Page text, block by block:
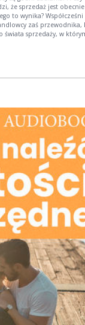
że sprzedaż jest
to wynika?
zaś przewodnika,
negocjacji, po
do wdrożenia od zaraz zawiera scenki sprzedażowe